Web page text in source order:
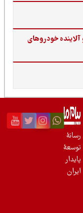
خودروهای